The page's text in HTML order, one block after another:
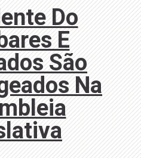
Do
E
São
Na